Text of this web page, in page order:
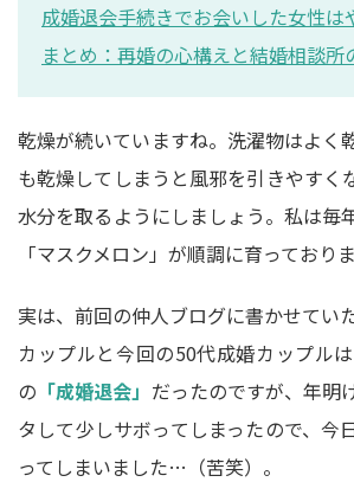
成婚退会手続きでお会いした女性は
まとめ：再婚の心構えと結婚相談所
乾燥が続いていますね。洗濯物はよく
も乾燥してしまうと風邪を引きやすく
水分を取るようにしましょう。私は毎
「マスクメロン」が順調に育っており
実は、前回の仲人ブログに書かせてい
カップルと今回の50代成婚カップル
の 「成婚退会」 だったのですが、年明
タして少しサボってしまったので、今
ってしまいました…（苦笑）。